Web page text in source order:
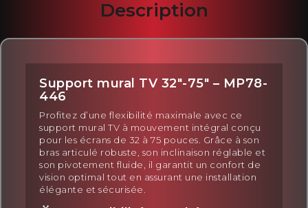
Description
Support mural TV 32"-75" – MP78-
446
Profitez d’une flexibilité maximale avec ce
support mural TV à mouvement intégral conçu
pour les écrans de 32 à 75 pouces. Grâce à son
bras articulé robuste, son inclinaison réglable et
son pivotement fluide, il garantit un confort de
vision optimal tout en assurant une installation
élégante et sécurisée.